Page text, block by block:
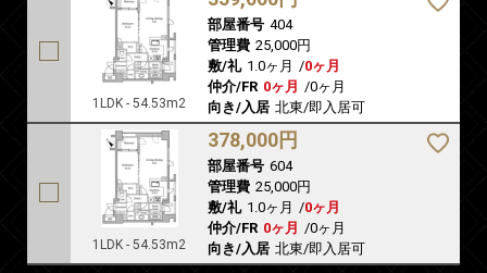
1LDK - 54.53m2
部屋番号 404
管理費 25,000円
敷/礼 1.0ヶ月 /0ヶ月
仲介/FR 0ヶ月 /0ヶ月
向き/入居 北東/即入居可
1LDK - 54.53m2
378,000円
部屋番号 604
管理費 25,000円
敷/礼 1.0ヶ月 /0ヶ月
仲介/FR 0ヶ月 /0ヶ月
向き/入居 北東/即入居可